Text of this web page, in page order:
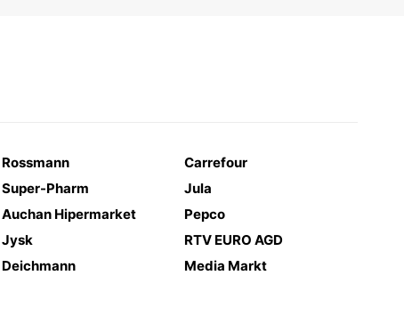
Rossmann
Carrefour
Super-Pharm
Jula
Auchan Hipermarket
Pepco
Jysk
RTV EURO AGD
Deichmann Media Markt